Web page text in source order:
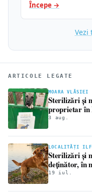
Începe →
Vezi
ARTICOLE LEGATE
MOARA VLĂSIEI
Sterilizări și
proprietar în
3 aug.
LOCALITĂȚI
Sterilizări și
deținător, în
19 iul.